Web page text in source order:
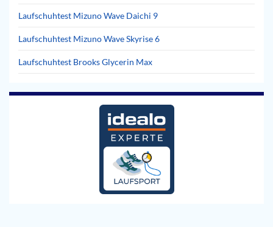
Laufschuhtest Mizuno Wave Daichi 9
Laufschuhtest Mizuno Wave Skyrise 6
Laufschuhtest Brooks Glycerin Max